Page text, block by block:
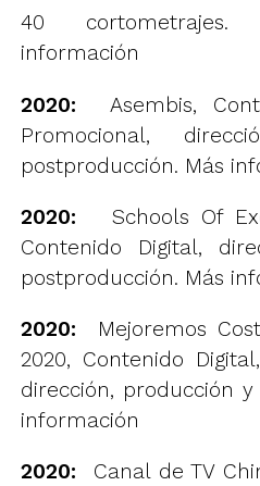
40 cortometrajes.
información
2020:
Asembis,
Promocional,
postproducción. Más
2020:
Schools Of
Contenido Digital,
postproducción. Más
2020:
Mejoremos
2020, Contenido
dirección, producción
información
2020:
Canal de TV